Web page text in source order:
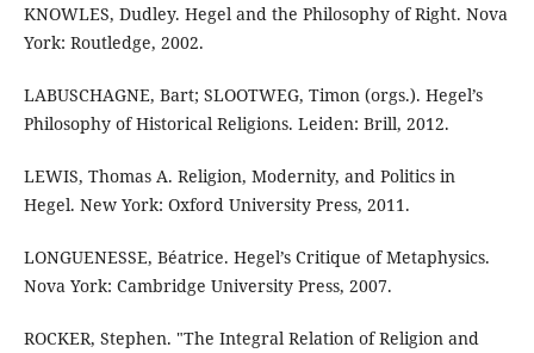
KNOWLES, Dudley. Hegel and the Philosophy of Right. Nova
York: Routledge, 2002.
LABUSCHAGNE, Bart; SLOOTWEG, Timon (orgs.). Hegel’s
Philosophy of Historical Religions. Leiden: Brill, 2012.
LEWIS, Thomas A. Religion, Modernity, and Politics in
Hegel. New York: Oxford University Press, 2011.
LONGUENESSE, Béatrice. Hegel’s Critique of Metaphysics.
Nova York: Cambridge University Press, 2007.
ROCKER, Stephen. "The Integral Relation of Religion and